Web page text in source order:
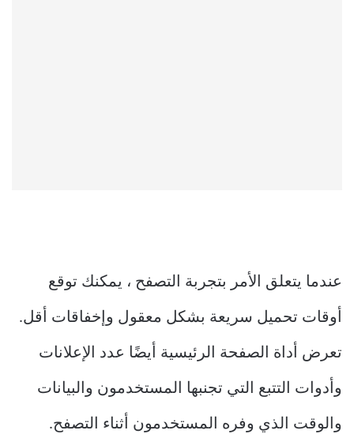
عندما يتعلق الأمر بتجربة التصفح ، يمكنك توقع
أوقات تحميل سريعة بشكل معقول وإخفاقات أقل.
تعرض أداة الصفحة الرئيسية أيضًا عدد الإعلانات
وأدوات التتبع التي تجنبها المستخدمون والبيانات
والوقت الذي وفره المستخدمون أثناء التصفح.